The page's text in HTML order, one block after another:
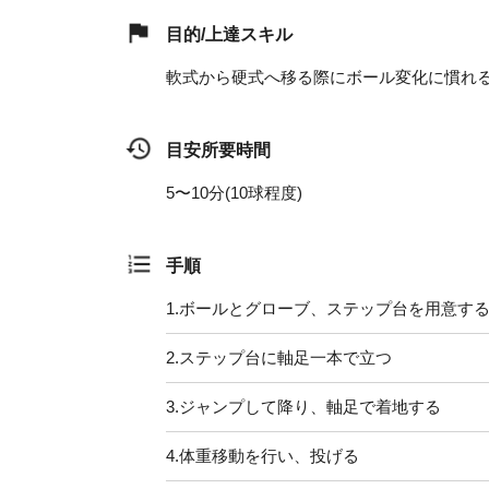
目的/上達スキル
軟式から硬式へ移る際にボール変化に慣れ
目安所要時間
5〜10分(10球程度)
手順
1.ボールとグローブ、ステップ台を用意する
2.ステップ台に軸足一本で立つ
3.ジャンプして降り、軸足で着地する
4.体重移動を行い、投げる